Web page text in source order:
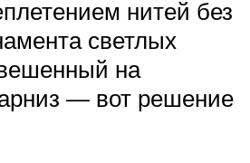
нитей без
светлых
на
— вот решение